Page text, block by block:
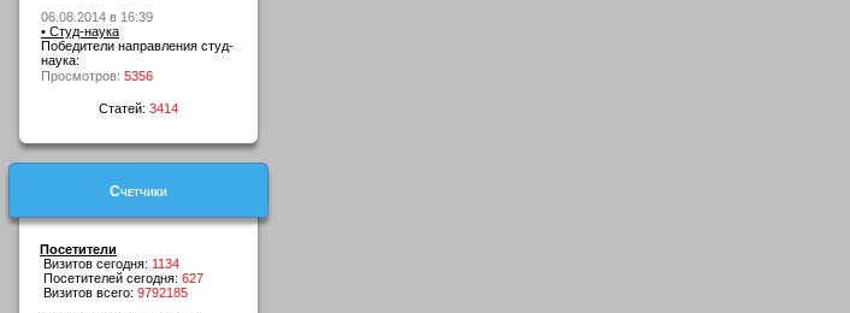
06.08.2014 в 16:39
• Студ-наука
Победители направления студ-
наука:
Просмотров: 5356
Статей: 3414
Счетчики
Посетители
Визитов сегодня: 1134
Посетителей сегодня: 627
Визитов всего: 9792185